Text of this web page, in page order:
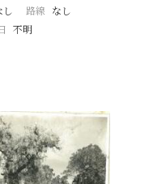
し 路線 なし
不明